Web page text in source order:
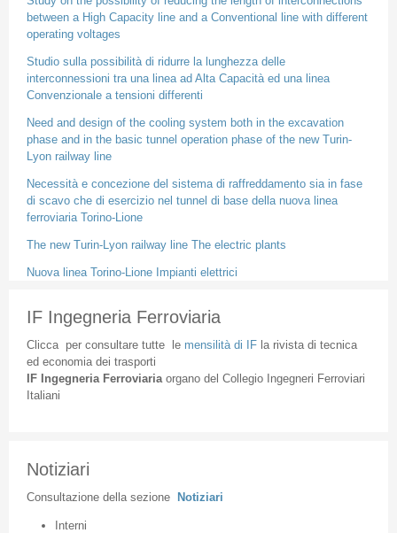
between a High Capacity line and a Conventional line with different
operating voltages
Studio sulla possibilità di ridurre la lunghezza delle
interconnessioni tra una linea ad Alta Capacità ed una linea
Convenzionale a tensioni differenti
Need and design of the cooling system both in the excavation
phase and in the basic tunnel operation phase of the new Turin-
Lyon railway line
Necessità e concezione del sistema di raffreddamento sia in fase
di scavo che di esercizio nel tunnel di base della nuova linea
ferroviaria Torino-Lione
The new Turin-Lyon railway line The electric plants
Nuova linea Torino-Lione Impianti elettrici
IF Ingegneria Ferroviaria
Cliccaper consultare tuttele mensilità di IFla rivista di tecnica
ed economia dei trasporti
IF Ingegneria Ferroviaria organodel Collegio Ingegneri Ferroviari
Italiani
Notiziari
Consultazione della sezione Notiziari
Interni